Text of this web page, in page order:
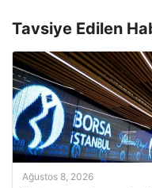
Tavsiye Edilen
Ağustos 8, 2026